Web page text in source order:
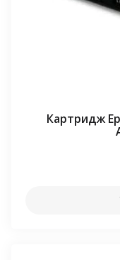
Картридж